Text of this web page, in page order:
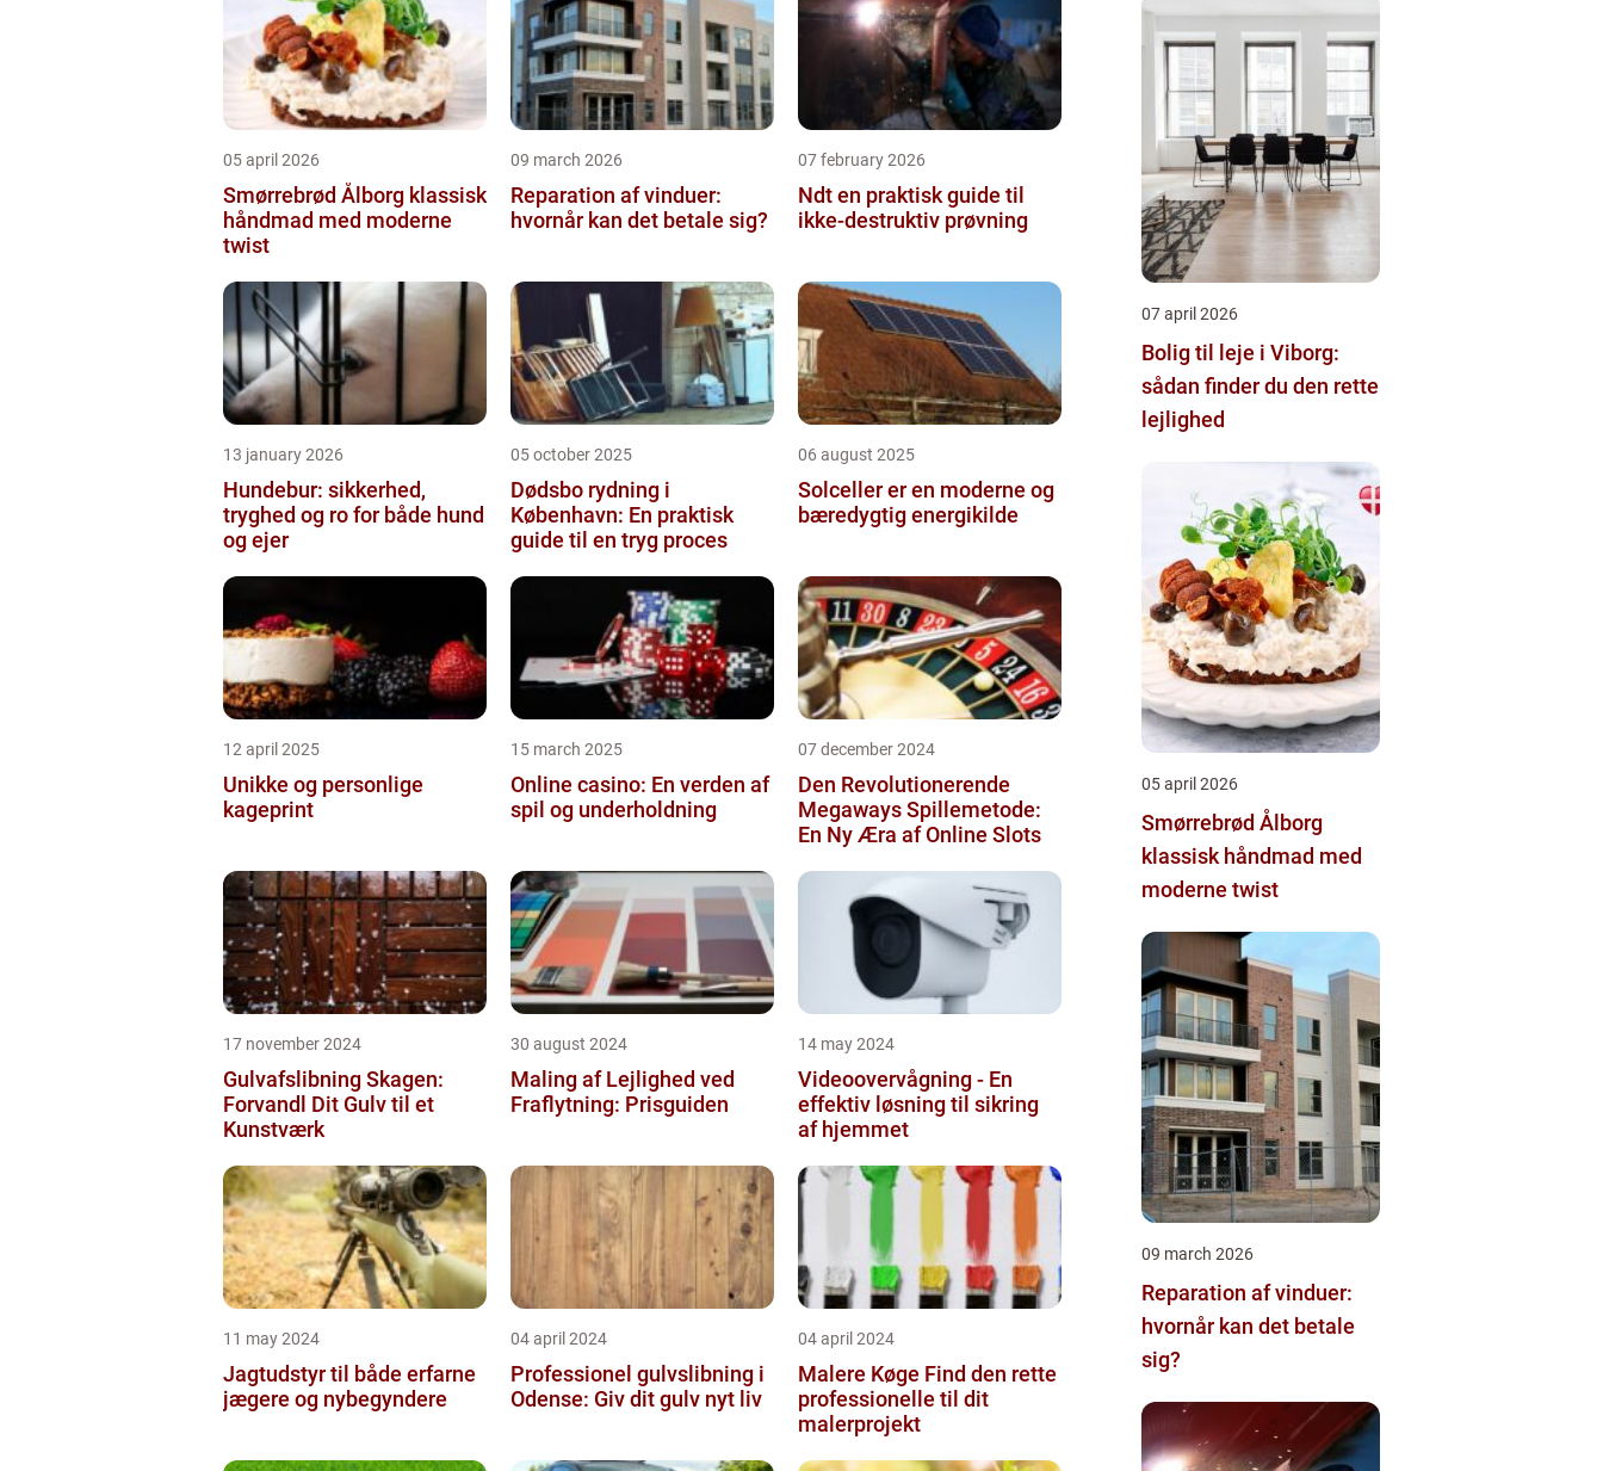
05 april 2026
Smørrebrød Ålborg klassisk
håndmad med moderne
twist
09 march 2026
Reparation af vinduer:
hvornår kan det betale sig?
07 february 2026
Ndt en praktisk guide til
ikke-destruktiv prøvning
13 january 2026
Hundebur: sikkerhed,
tryghed og ro for både hund
og ejer
05 october 2025
Dødsbo rydning i
København: En praktisk
guide til en tryg proces
06 august 2025
Solceller er en moderne og
bæredygtig energikilde
12 april 2025
Unikke og personlige
kageprint
15 march 2025
Online casino: En verden af
spil og underholdning
07 december 2024
Den Revolutionerende
Megaways Spillemetode:
En Ny Æra af Online Slots
17 november 2024
Gulvafslibning Skagen:
Forvandl Dit Gulv til et
Kunstværk
30 august 2024
Maling af Lejlighed ved
Fraflytning: Prisguiden
14 may 2024
Videoovervågning - En
effektiv løsning til sikring
af hjemmet
11 may 2024
Jagtudstyr til både erfarne
jægere og nybegyndere
04 april 2024
Professionel gulvslibning i
Odense: Giv dit gulv nyt liv
04 april 2024
Malere Køge Find den rette
professionelle til dit
malerprojekt
07 april 2026
Bolig til leje i Viborg:
sådan finder du den rette
lejlighed
05 april 2026
Smørrebrød Ålborg
klassisk håndmad med
moderne twist
09 march 2026
Reparation af vinduer:
hvornår kan det betale
sig?